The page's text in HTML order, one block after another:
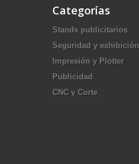
Categorías
Stands publicitarios
Seguridad y exhibición
Impresión y Plotter
Publicidad
CNC y Corte